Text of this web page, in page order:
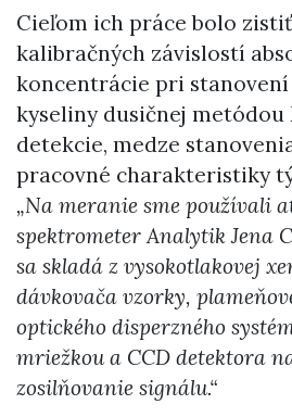
Cieľom ich práce bolo
kalibračných závislostí
koncentrácie pri
kyseliny dusičnej metódou
detekcie, medze
pracovné charakteristiky
„Na meranie sme používali
spektrometer Analytik Jena
sa skladá z vysokotlakovej
dávkovača vzorky,
optického disperzného
mriežkou a CCD detektora
zosilňovanie signálu.“